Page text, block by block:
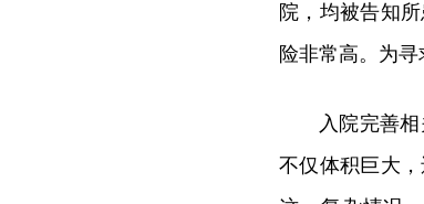
院，均被告知
险非常高。为
入院完善
不仅体积巨大